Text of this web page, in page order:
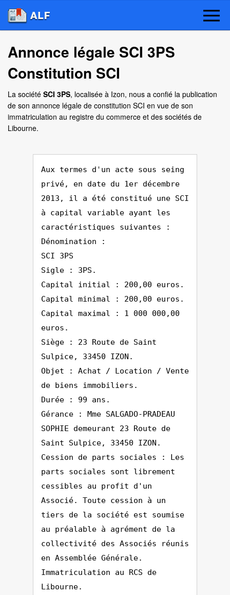
Annonce légale SCI 3PS
Constitution SCI
La société SCI 3PS, localisée à Izon, nous a confié la publication
de son annonce légale de constitution SCI en vue de son
immatriculation au registre du commerce et des sociétés de
Libourne.
Aux termes d'un acte sous seing
privé, en date du 1er décembre
2013, il a été constitué une SCI
à capital variable ayant les
caractéristiques suivantes :
Dénomination :
SCI 3PS
Sigle : 3PS.
Capital initial : 200,00 euros.
Capital minimal : 200,00 euros.
Capital maximal : 1 000 000,00
euros.
Siège : 23 Route de Saint
Sulpice, 33450 IZON.
Objet : Achat / Location / Vente
de biens immobiliers.
Durée : 99 ans.
Gérance : Mme SALGADO-PRADEAU
SOPHIE demeurant 23 Route de
Saint Sulpice, 33450 IZON.
Cession de parts sociales : Les
parts sociales sont librement
cessibles au profit d'un
Associé. Toute cession à un
tiers de la société est soumise
au préalable à agrément de la
collectivité des Associés réunis
en Assemblée Générale.
Immatriculation au RCS de
Libourne.